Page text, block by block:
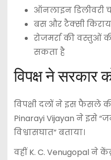
ऑनलाइन डिलीवरी
बस और टैक्सी
रोजमर्रा की वस्तुओं
सकता है
विपक्ष ने सरकार
विपक्षी दलों ने इस फैसले
Pinarayi Vijayan ने इसे
विश्वासघात” बताया।
वहींK. C. Venugopalने